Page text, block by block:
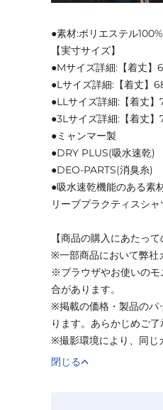
●素材:ポリエステル100%
【実寸サイズ】
●Mサイズ詳細:【着丈
●Lサイズ詳細:【着丈
●LLサイズ詳細:【着丈
●3Lサイズ詳細:【着丈
●ミャンマー製
●DRY PLUS(吸水速乾)
●DEO-PARTS(消臭糸)
●吸水速乾機能のある素
リーブプラクティスシャ
【商品の購入にあたって
※一部商品において弊社
※ブラウザやお使いのモ
合があります。
※掲載の価格・製品のパ
ります。あらかじめご了
※撮影環境により、同じ
閉じる